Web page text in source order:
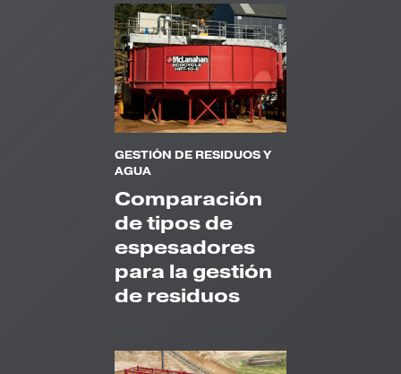
GESTIÓN DE RESIDUOS Y
AGUA
Comparación
de tipos de
espesadores
para la gestión
de residuos